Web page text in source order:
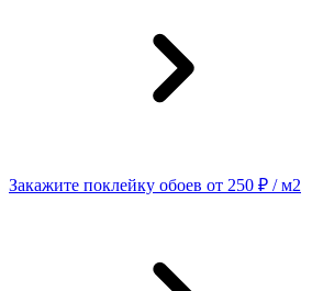
Закажите поклейку обоев от 250 ₽ / м2